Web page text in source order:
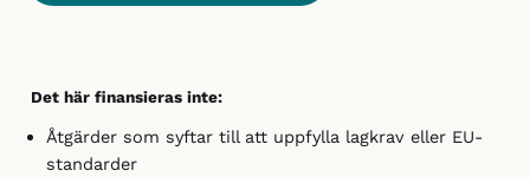
Det här finansieras inte:
Åtgärder som syftar till att uppfylla lagkrav eller EU-
standarder